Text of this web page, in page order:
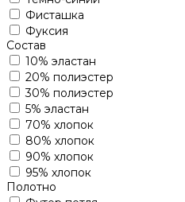
Фисташка
Фуксия
Состав
10% эластан
20% полиэстер
30% полиэстер
5% эластан
70% хлопок
80% хлопок
90% хлопок
95% хлопок
Полотно